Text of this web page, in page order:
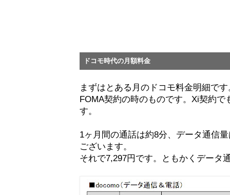
ドコモ時代の月額料金
まずはとある月のドコモ料金明細です
FOMA契約の時のものです。Xi契約
す。
1ヶ月間の通話は約8分、データ通信
ございます。
それで7,297円です。ともかくデータ